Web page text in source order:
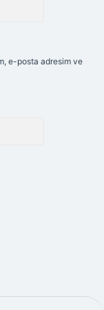
e-posta adresim ve